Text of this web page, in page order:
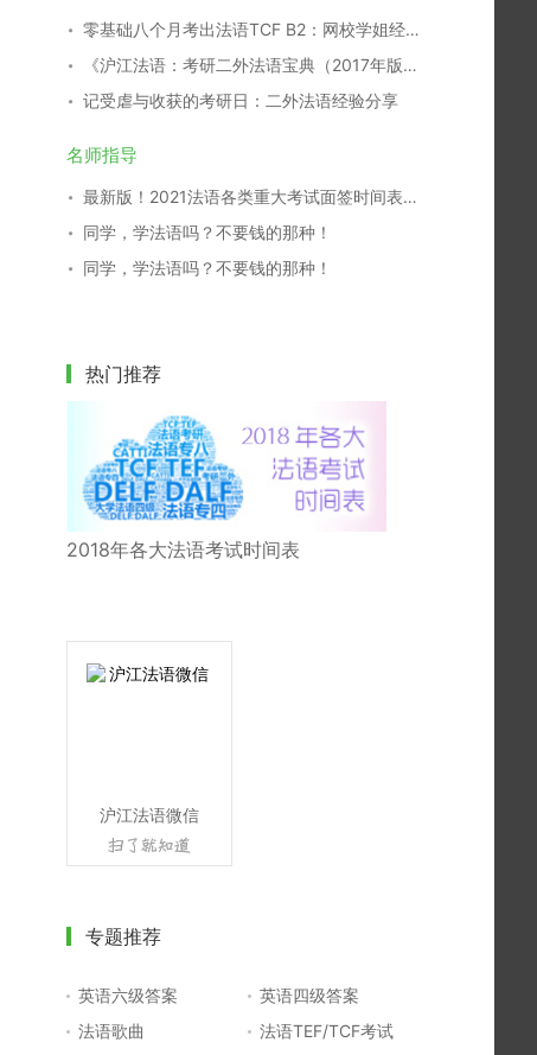
零基础八个月考出法语TCF B2：网校学姐经验分享
《沪江法语：考研二外法语宝典（2017年版）》开放下载！
记受虐与收获的考研日：二外法语经验分享
名师指导
最新版！2021法语各类重大考试面签时间表，一键收藏！
同学，学法语吗？不要钱的那种！
同学，学法语吗？不要钱的那种！
热门推荐
2018年各大法语考试时间表
沪江法语微信
专题推荐
英语六级答案
英语四级答案
法语歌曲
法语TEF/TCF考试